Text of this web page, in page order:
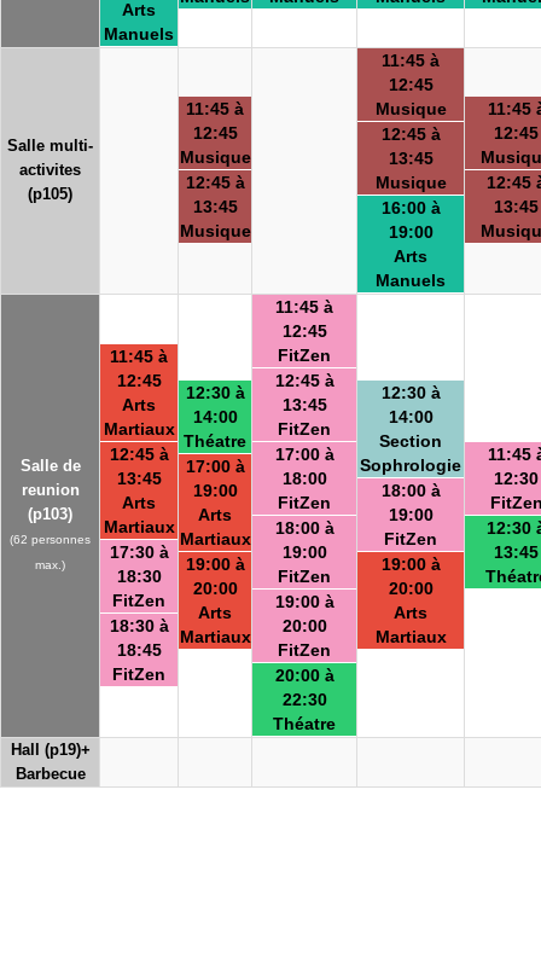
Arts
Manuels
Salle multi-
activites
(p105)
11:45 à
12:45
Musique
12:45 à
13:45
Musique
11:45 à
12:45
Musique
12:45 à
13:45
Musique
16:00 à
19:00
Arts
Manuels
11:45
12:45
12:45
13:45
Salle de
reunion
(p103)
(62 personnes
max.)
11:45 à
12:45
Arts
Martiaux
12:45 à
13:45
Arts
Martiaux
17:30 à
18:30
FitZen
18:30 à
18:45
FitZen
12:30 à
14:00
Théatre
17:00 à
19:00
Arts
Martiaux
19:00 à
20:00
Arts
Martiaux
11:45 à
12:45
FitZen
12:45 à
13:45
FitZen
17:00 à
18:00
FitZen
18:00 à
19:00
FitZen
19:00 à
20:00
FitZen
20:00 à
22:30
Théatre
12:30 à
14:00
Section
Sophrologie
18:00 à
19:00
FitZen
19:00 à
20:00
Arts
Martiaux
11:45
12:30
12:30
13:45
Hall (p19)+
Barbecue